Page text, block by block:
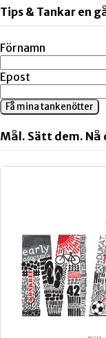
Tips & Tankar en
Förnamn
Epost
Få mina tankenötter
Mål. Sätt dem. Nå